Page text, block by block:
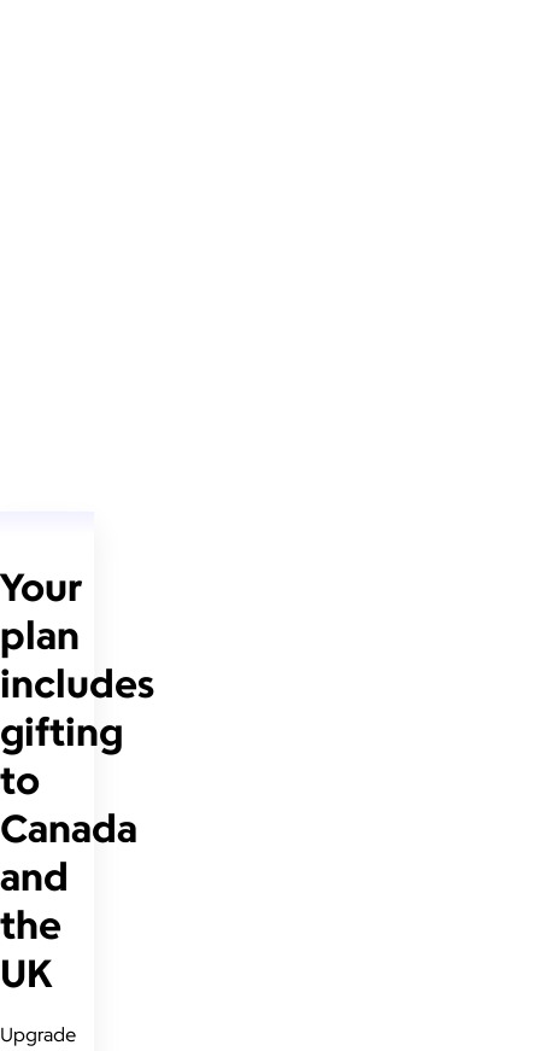
Your
plan
includes
gifting
to
Canada
and
the
UK
Upgrade